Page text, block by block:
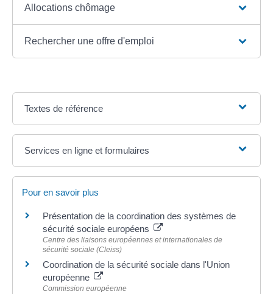
Allocations chômage
Rechercher une offre d'emploi
Textes de référence
Services en ligne et formulaires
Pour en savoir plus
Présentation de la coordination des systèmes de
sécurité sociale européens
Centre des liaisons européennes et internationales de
sécurité sociale (Cleiss)
Coordination de la sécurité sociale dans l'Union
européenne
Commission européenne